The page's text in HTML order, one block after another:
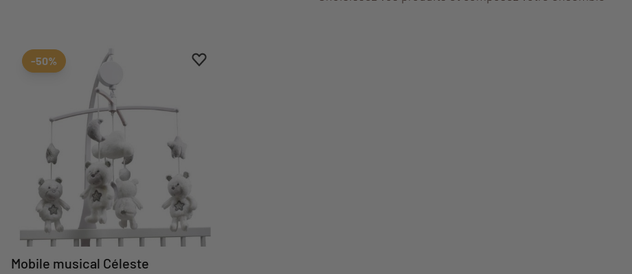
Ajouter aux favoris
Supprimer des favoris
-50%
Mobile musical Céleste